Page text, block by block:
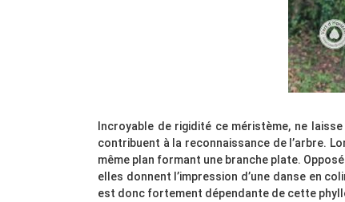
Incroyable de rigidité ce méristème, ne
contribuent à la reconnaissance de l’arbre.
même plan formant une branche plate.
elles donnent l’impression d’une danse en
est donc fortement dépendante de cette